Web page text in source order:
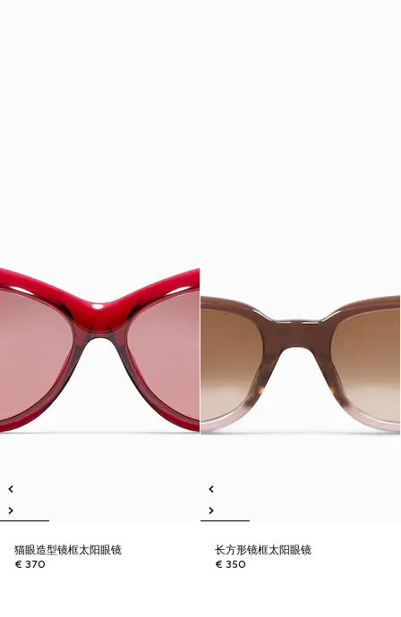
猫眼造型镜框太阳眼镜
€ 370
长方形镜框太阳眼镜
€ 350